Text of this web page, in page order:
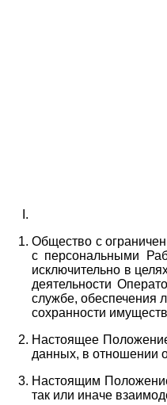
Общество с
с персональными
исключительно в
деятельности
службе, обеспечения
сохранности
Настоящее
данных, в отношении
Настоящим
так или иначе